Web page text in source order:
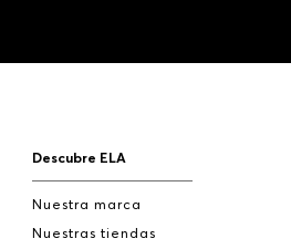
Descubre ELA
Nuestra marca
Nuestras tiendas